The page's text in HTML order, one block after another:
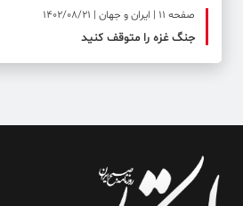
صفحه ۱۱ | ایران و جهان | 1402/08/21
جنگ غزه را متوقف کنید